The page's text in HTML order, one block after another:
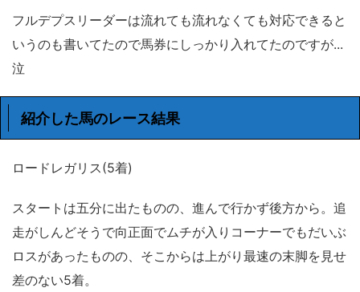
フルデプスリーダーは流れても流れなくても対応できると
いうのも書いてたので馬券にしっかり入れてたのですが...
泣
紹介した馬のレース結果
ロードレガリス(5着)
スタートは五分に出たものの、進んで行かず後方から。追
走がしんどそうで向正面でムチが入りコーナーでもだいぶ
ロスがあったものの、そこからは上がり最速の末脚を見せ
差のない5着。